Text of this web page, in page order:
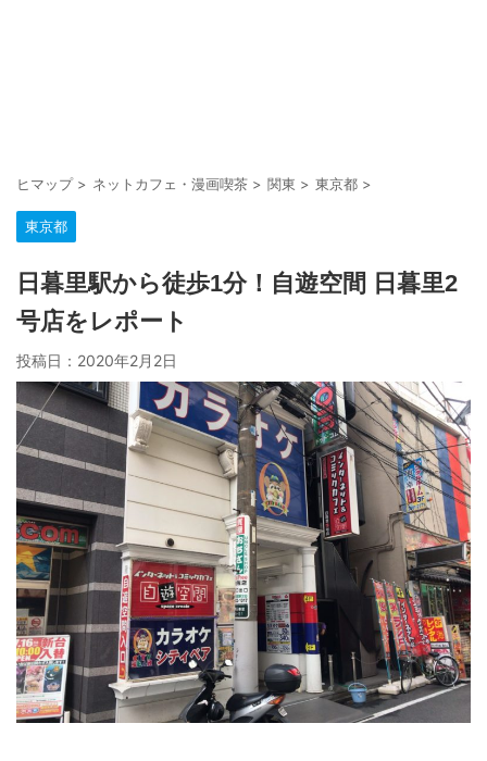
ヒマップ> ネットカフェ・漫画喫茶 > 関東 > 東京都 >
東京都
日暮里駅から徒歩1分！自遊空間 日暮里2
号店をレポート
投稿日： 2020年2月2日